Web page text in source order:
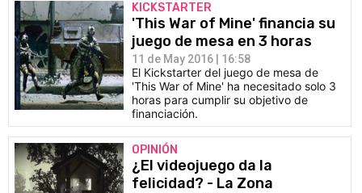
KICKSTARTER
'This War of Mine' financia su
juego de mesa en 3 horas
11 de May 2016 | 16:58
El Kickstarter del juego de mesa de
'This War of Mine' ha necesitado solo 3
horas para cumplir su objetivo de
financiación.
OPINIÓN
¿El videojuego da la
felicidad? - La Zona